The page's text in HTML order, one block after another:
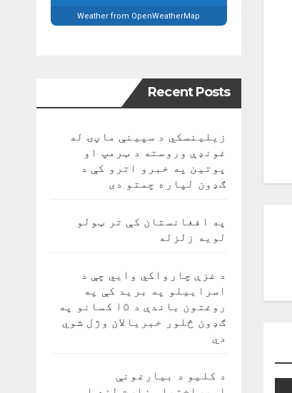
Weather from OpenWeatherMap
Recent Posts
زیلینسکي د سپینې ماڼۍ له
غونډې وروسته د ټرمپ او
پوتین په خبرو اترو کې د
ګډون لپاره چمتو دی
په افغانستان کې تر ټولو
لویه زلزله
د غزې چارواکي وايي چې د
اسراییلو په برید کې په
روغتون باندې د ۱۵ کسانو په
ګډون څلور خبریالان وژل شوي
دي
د کلیو د بیارغونې